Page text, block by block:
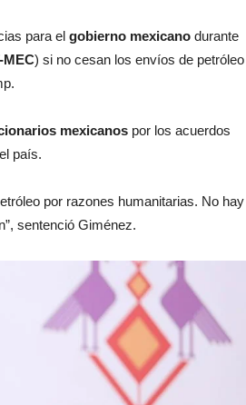
para el gobierno mexicano durante
MEC) si no cesan los envíos de petróleo
mexicanos por los acuerdos
país.
por razones humanitarias. No hay
sentenció Giménez.